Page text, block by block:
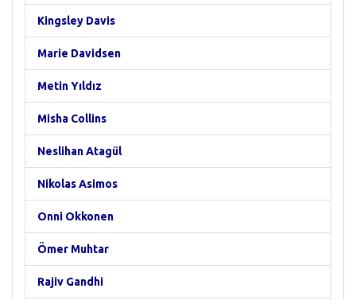
Kingsley Davis
Marie Davidsen
Metin Yıldız
Misha Collins
Neslihan Atagül
Nikolas Asimos
Onni Okkonen
Ömer Muhtar
Rajiv Gandhi